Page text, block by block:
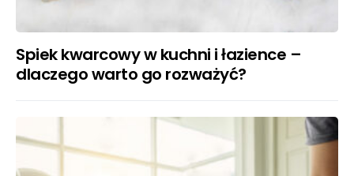
Spiek kwarcowy w kuchni i łazience –
dlaczego warto go rozważyć?